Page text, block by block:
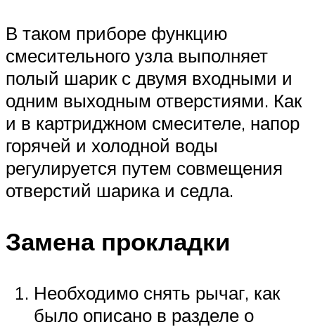
В таком приборе функцию
смесительного узла выполняет
полый шарик с двумя входными и
одним выходным отверстиями. Как
и в картриджном смесителе, напор
горячей и холодной воды
регулируется путем совмещения
отверстий шарика и седла.
Замена прокладки
Необходимо снять рычаг, как
было описано в разделе о